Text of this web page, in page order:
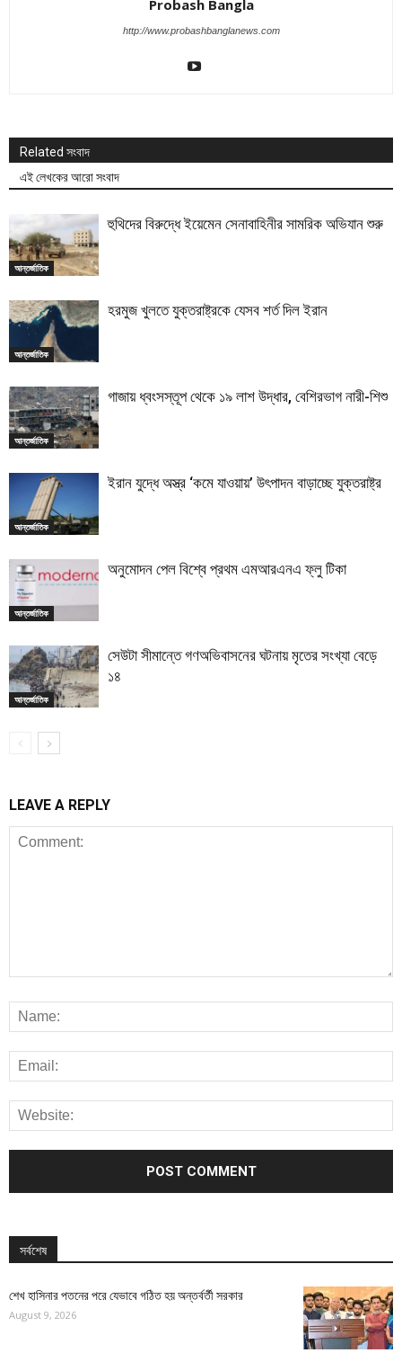
Probash Bangla
http://www.probashbanglanews.com
Related সংবাদ
এই লেখকের আরো সংবাদ
আন্তর্জাতিক
হুথিদের বিরুদ্ধে ইয়েমেন সেনাবাহিনীর সামরিক অভিযান শুরু
আন্তর্জাতিক
হরমুজ খুলতে যুক্তরাষ্ট্রকে যেসব শর্ত দিল ইরান
আন্তর্জাতিক
গাজায় ধ্বংসস্তূপ থেকে ১৯ লাশ উদ্ধার, বেশিরভাগ নারী-শিশু
আন্তর্জাতিক
ইরান যুদ্ধে অস্ত্র ‘কমে যাওয়ায়’ উৎপাদন বাড়াচ্ছে যুক্তরাষ্ট্র
আন্তর্জাতিক
অনুমোদন পেল বিশ্বে প্রথম এমআরএনএ ফ্লু টিকা
আন্তর্জাতিক
সেউটা সীমান্তে গণঅভিবাসনের ঘটনায় মৃতের সংখ্যা বেড়ে
১৪
LEAVE A REPLY
সর্বশেষ
শেখ হাসিনার পতনের পরে যেভাবে গঠিত হয় অন্তর্বর্তী সরকার
August 9, 2026